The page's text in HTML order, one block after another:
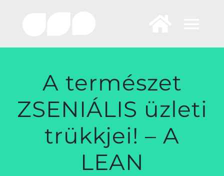
A természet
ZSENIÁLIS üzleti
trükkjei! – A
LEAN